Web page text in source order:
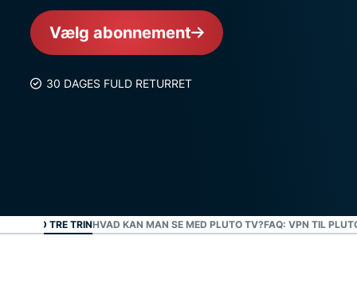
Vælg abonnement
30 DAGES FULD RETURRET
MED TRE TRINHVAD KAN MAN SE MED PLUTO TV?FAQ: VPN TIL